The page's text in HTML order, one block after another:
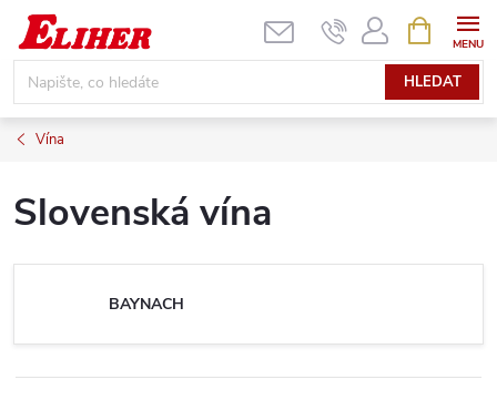
Přejít
obsah
HLEDAT
NÁKUPNÍ
KOŠÍK
Vína
Slovenská vína
BAYNACH